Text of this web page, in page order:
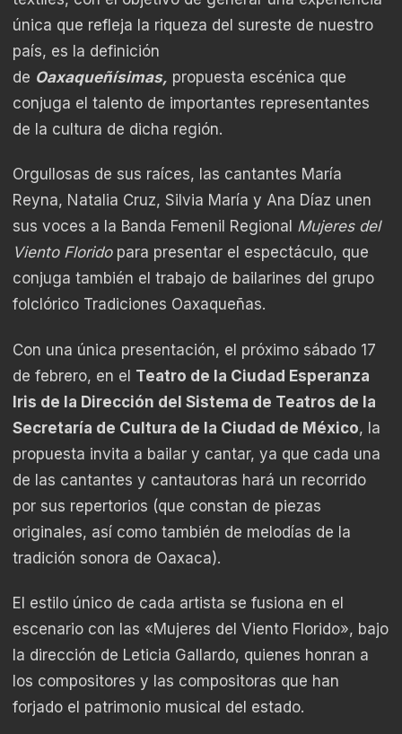
única que refleja la riqueza del sureste de nuestro
país, es la definición
de Oaxaqueñísimas, propuesta escénica que
conjuga el talento de importantes representantes
de la cultura de dicha región.
Orgullosas de sus raíces, las cantantes María
Reyna, Natalia Cruz, Silvia María y Ana Díaz unen
sus voces a la Banda Femenil Regional Mujeres del
Viento Florido para presentar el espectáculo, que
conjuga también el trabajo de bailarines del grupo
folclórico Tradiciones Oaxaqueñas.
Con una única presentación, el próximo sábado 17
de febrero, en el Teatro de la Ciudad Esperanza
Iris de la Dirección del Sistema de Teatros de la
Secretaría de Cultura de la Ciudad de México, la
propuesta invita a bailar y cantar, ya que cada una
de las cantantes y cantautoras hará un recorrido
por sus repertorios (que constan de piezas
originales, así como también de melodías de la
tradición sonora de Oaxaca).
El estilo único de cada artista se fusiona en el
escenario con las «Mujeres del Viento Florido», bajo
la dirección de Leticia Gallardo, quienes honran a
los compositores y las compositoras que han
forjado el patrimonio musical del estado.